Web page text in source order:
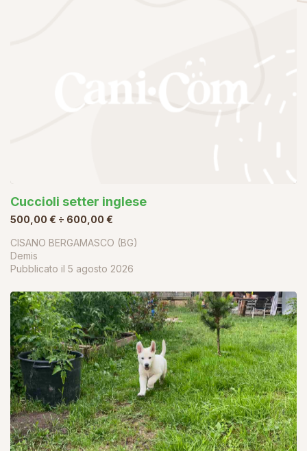
Cuccioli setter inglese
500,00 € ÷ 600,00 €
CISANO BERGAMASCO (BG)
Demis
Pubblicato il 5 agosto 2026